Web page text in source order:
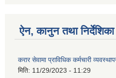
ऐन, कानुन तथा निर्देशिका
करार सेवामा प्राविधिक कर्मचारी
मिति: 11/29/2023 - 11:29